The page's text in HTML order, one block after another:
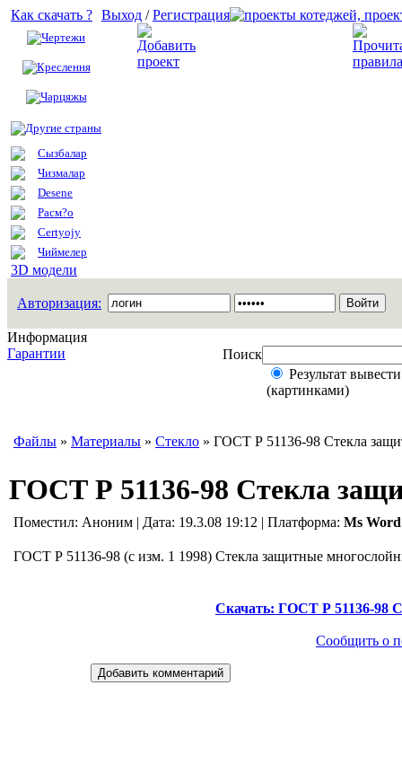
Как скачать ?
Чертежи
Креслення
Чарцяжы
Другие страны
Сызбалар
Чизмалар
Desene
Расм?о
Certyojy
Чиймелер
3D модели
Выход /Регистрация
Авторизация:
Информация
Гарантии
Поиск
Результат
(картинками)
Файлы » Материалы » Стекло » ГОСТ Р 51136-98 Стекла
ГОСТ Р 51136-98 Стекла
Поместил: Аноним | Дата: 19.3.08 19:12 | Платформа: Ms Word
ГОСТ Р 51136-98 (с изм. 1 1998) Стекла защитные
Скачать: ГОСТ Р 51136-98
Сообщить о